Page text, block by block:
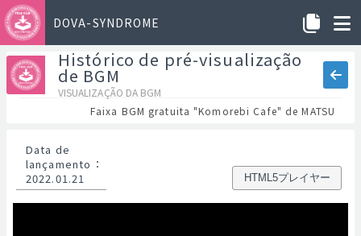
DOVA-SYNDROME
Histórico de pré-visualização
de BGM
VISUALIZAÇÃO DA BGM
Faixa BGM gratuita "Komorebi Cafe" de MATSU
Data de
lançamento ：
2022.01.21
HTML5プレイヤー